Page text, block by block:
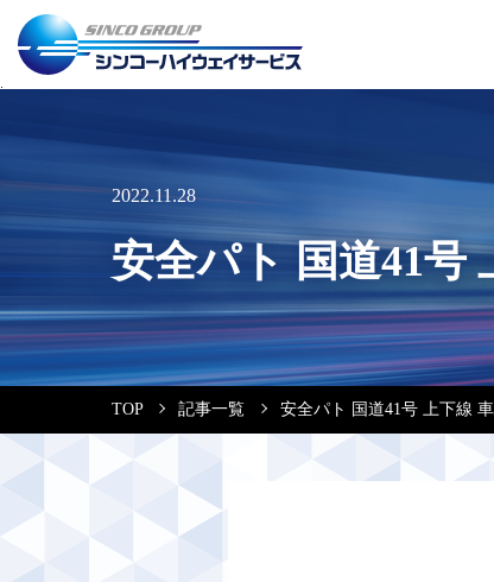
2022.11.28
安全パト 国道41号
TOP 記事一覧 安全パト 国道41号 上下線 車